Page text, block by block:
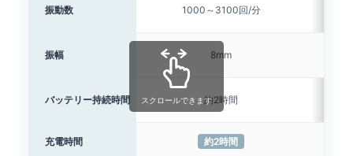
振動数 1000～3100回/分
振幅 8mm
バッテリー持続時間 約2時間
充電時間 約2時間
スクロールできます